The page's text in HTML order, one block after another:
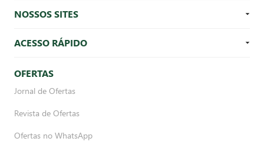
NOSSOS SITES
ACESSO RÁPIDO
OFERTAS
Jornal de Ofertas
Revista de Ofertas
Ofertas no WhatsApp